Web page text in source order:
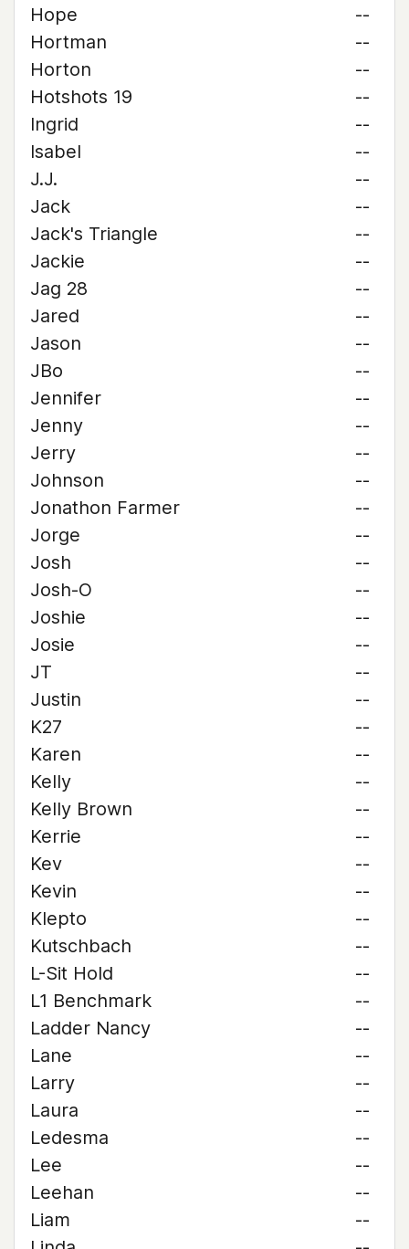
Hope
--
Hortman
--
Horton
--
Hotshots 19
--
Ingrid
--
Isabel
--
J.J.
--
Jack
--
Jack's Triangle
--
Jackie
--
Jag 28
--
Jared
--
Jason
--
JBo
--
Jennifer
--
Jenny
--
Jerry
--
Johnson
--
Jonathon Farmer
--
Jorge
--
Josh
--
Josh-O
--
Joshie
--
Josie
--
JT
--
Justin
--
K27
--
Karen
--
Kelly
--
Kelly Brown
--
Kerrie
--
Kev
--
Kevin
--
Klepto
--
Kutschbach
--
L-Sit Hold
--
L1 Benchmark
--
Ladder Nancy
--
Lane
--
Larry
--
Laura
--
Ledesma
--
Lee
--
Leehan
--
Liam
--